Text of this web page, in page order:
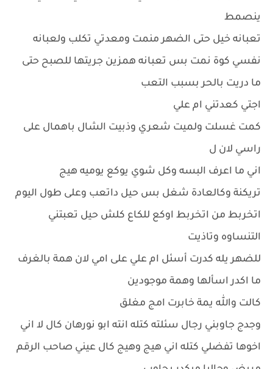
ينصمط
تعبانه خيل حتى الضهر منمت ومعدتي تكلب ولعبانه
نفسي كوة نمت بس تعبانه همزين جريتها للصبح حتى
ما دريت بالحر بسبب التعب
اجتي كعدتني ام علي
كمت غسلت ولميت شعري وذبيت الشال باهمال على
راسي لان ل
اني ما اعرف البسه وكل شوي يوكع يوميه هيج
تريكنة وكالعادة شغل بس حيل داتعب وعلى طول اليوم
اتخربط من اتخربط اوكع للكاع كلش حيل تعبتني
التنساوه وتاذيت
للضهر يله كدرت أسئل ام علي على امي لان همة بالغرف
ما اكدر اسألها وهمة موجودين
كالت والله يمة خابرت امج مغلق
وجدج جاوبني رجال سئلته كتله انته ابو نورهان كال لا اني
اخوها تفضلي كتله اني هيج وهيج كال عيني صاحب الرقم